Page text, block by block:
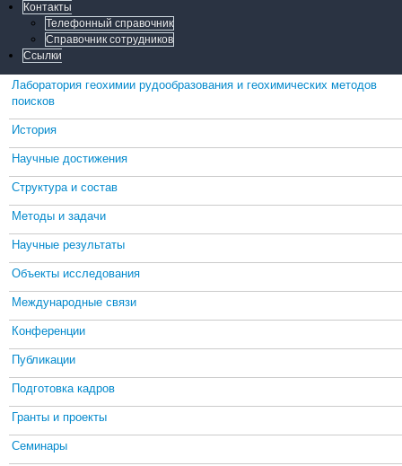
Контакты
Телефонный справочник
Справочник сотрудников
Ссылки
Лаборатория геохимии рудообразования и геохимических методов
поисков
История
Научные достижения
Структура и состав
Методы и задачи
Научные результаты
Объекты исследования
Международные связи
Конференции
Публикации
Подготовка кадров
Гранты и проекты
Семинары